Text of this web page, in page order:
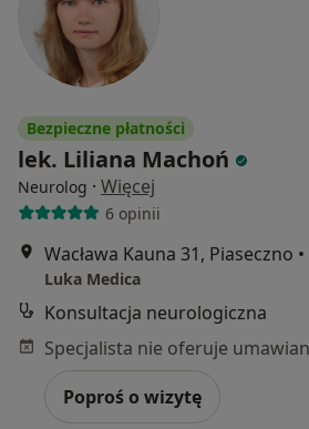
Bezpieczne płatności
lek. Liliana Machoń
Neurolog · Więcej
6 opinii
Wacława Kauna 31, Piaseczno •
Luka Medica
Konsultacja neurologiczna
Poproś o wizytę